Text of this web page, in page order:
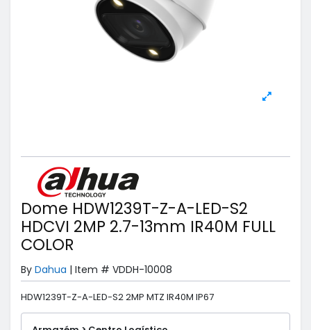
Dome HDW1239T-Z-A-LED-S2
HDCVI 2MP 2.7-13mm IR40M FULL
COLOR
By Dahua | Item # VDDH-10008
HDW1239T-Z-A-LED-S2 2MP MTZ IR40M IP67